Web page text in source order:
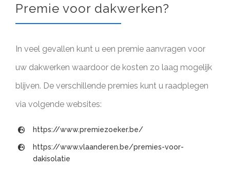
Premie voor dakwerken?
In veel gevallen kunt u een premie aanvragen voor
uw dakwerken waardoor de kosten zo laag mogelijk
blijven. De verschillende premies kunt u raadplegen
via volgende websites:
https://www.premiezoeker.be/
https://www.vlaanderen.be/premies-voor-
dakisolatie